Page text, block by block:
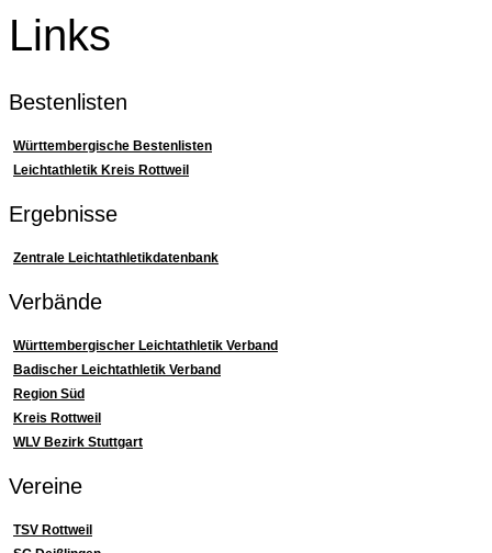
Links
Bestenlisten
Württembergische Bestenlisten
Leichtathletik Kreis Rottweil
Ergebnisse
Zentrale Leichtathletikdatenbank
Verbände
Württembergischer Leichtathletik Verband
Badischer Leichtathletik Verband
Region Süd
Kreis Rottweil
WLV Bezirk Stuttgart
Vereine
TSV Rottweil